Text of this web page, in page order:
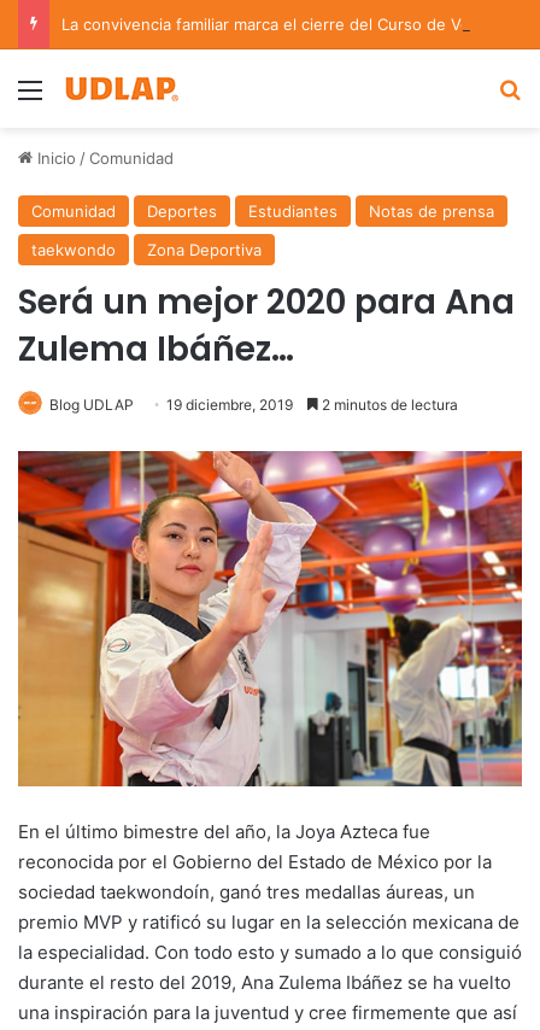
Menu
Inicio /Comunidad
Comunidad Deportes Estudiantes
Notas de prensa
taekwondo
Zona Deportiva
Será un mejor 2020 para Ana
Zulema Ibáñez…
Blog UDLAP 19 diciembre, 2019 2 minutos de lectura
En el último bimestre del año, la Joya Azteca fue
reconocida por el Gobierno del Estado de México por la
sociedad taekwondoín, ganó tres medallas áureas, un
premio MVP y ratificó su lugar en la selección mexicana de
la especialidad. Con todo esto y sumado a lo que consiguió
durante el resto del 2019, Ana Zulema Ibáñez se ha vuelto
una inspiración para la juventud y cree firmemente que así